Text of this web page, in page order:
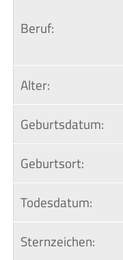
Beruf:
Alter:
Geburtsdatum:
Geburtsort:
Todesdatum:
Sternzeichen: